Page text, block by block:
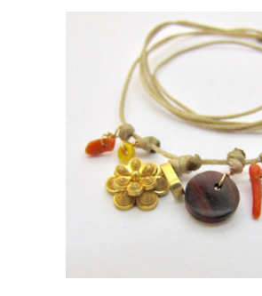
AJOUTER AU PANIER